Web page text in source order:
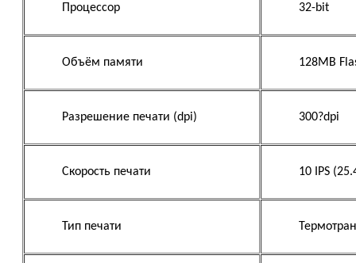
Процессор 32-bit
Объём памяти 128MB
Разрешение печати (dpi) 300?dpi
Скорость печати 10 IPS
Тип печати